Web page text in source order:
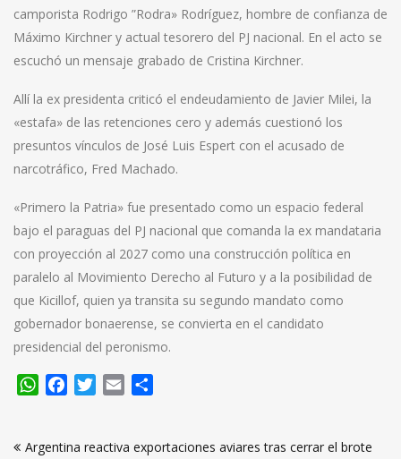
camporista Rodrigo ”Rodra» Rodríguez, hombre de confianza de
Máximo Kirchner y actual tesorero del PJ nacional. En el acto se
escuchó un mensaje grabado de Cristina Kirchner.
Allí la ex presidenta criticó el endeudamiento de Javier Milei, la
«estafa» de las retenciones cero y además cuestionó los
presuntos vínculos de José Luis Espert con el acusado de
narcotráfico, Fred Machado.
«Primero la Patria» fue presentado como un espacio federal
bajo el paraguas del PJ nacional que comanda la ex mandataria
con proyección al 2027 como una construcción política en
paralelo al Movimiento Derecho al Futuro y a la posibilidad de
que Kicillof, quien ya transita su segundo mandato como
gobernador bonaerense, se convierta en el candidato
presidencial del peronismo.
WhatsApp
FacebookTwitter
Email
Argentina reactiva exportaciones aviares tras cerrar el brote